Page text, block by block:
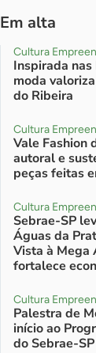
Em alta
Cultura
Inspirada nas
moda
do Ribeira
Cultura
Vale Fashion
autoral e
peças feitas
Cultura
Sebrae-SP
Águas da
Vista à Mega
fortalece
Cultura
Palestra de
início ao
do Sebrae-SP